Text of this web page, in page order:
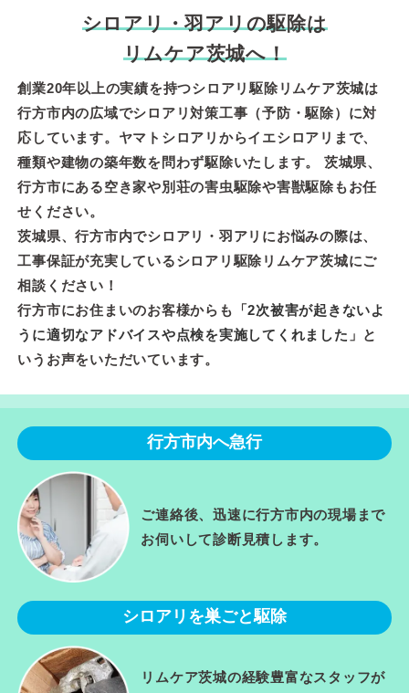
シロアリ・羽アリの駆除は
リムケア茨城へ！
創業20年以上の実績を持つシロアリ駆除リムケア茨城は
行方市内の広域でシロアリ対策工事（予防・駆除）に対
応しています。ヤマトシロアリからイエシロアリまで、
種類や建物の築年数を問わず駆除いたします。 茨城県、
行方市にある空き家や別荘の害虫駆除や害獣駆除もお任
せください。
茨城県、行方市内でシロアリ・羽アリにお悩みの際は、
工事保証が充実しているシロアリ駆除リムケア茨城にご
相談ください！
行方市にお住まいのお客様からも「2次被害が起きないよ
うに適切なアドバイスや点検を実施してくれました 」と
いうお声をいただいています。
行方市内へ急行
ご連絡後、迅速に行方市内の現場まで
お伺いして診断見積します。
シロアリを巣ごと駆除
リムケア茨城の経験豊富なスタッフが